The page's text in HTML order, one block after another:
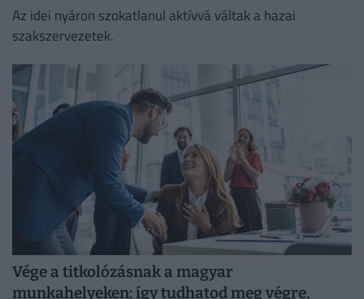
Az idei nyáron szokatlanul aktívvá váltak a hazai
szakszervezetek.
Vége a titkolózásnak a magyar
munkahelyeken: így tudhatod meg végre,